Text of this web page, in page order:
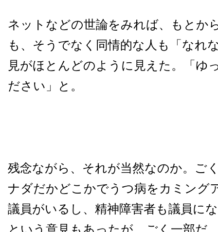
ネットなどの世論をみれば、もとか
も、そうでなく同情的な人も「なれ
見がほとんどのように見えた。「ゆ
ださい」と。
残念ながら、それが当然なのか。ご
ナダだかどこかでうつ病をカミング
議員がいるし、精神障害者も議員に